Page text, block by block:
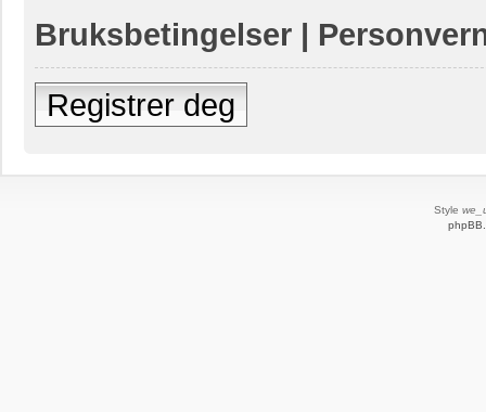
Bruksbetingelser |
Registrer deg
Style